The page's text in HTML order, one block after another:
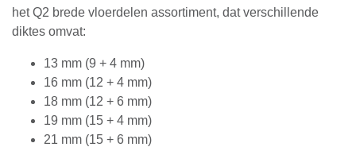
het Q2 brede vloerdelen assortiment, dat verschillende
diktes omvat:
13 mm (9 + 4 mm)
16 mm (12 + 4 mm)
18 mm (12 + 6 mm)
19 mm (15 + 4 mm)
21 mm (15 + 6 mm)